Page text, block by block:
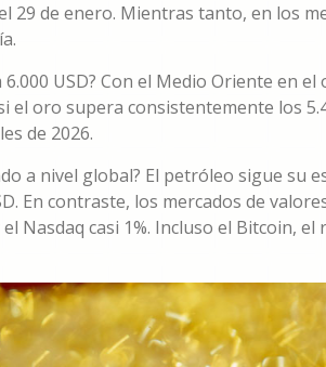
29 de enero. Mientras tanto, en los
USD? Con el Medio Oriente en
el oro supera consistentemente los
de 2026.
a nivel global? El petróleo sigue su
En contraste, los mercados de
el Nasdaq casi 1%. Incluso el Bitcoin,